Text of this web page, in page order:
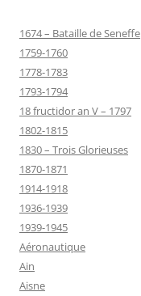
1674 – Bataille de Seneffe
1759-1760
1778-1783
1793-1794
18 fructidor an V – 1797
1802-1815
1830 – Trois Glorieuses
1870-1871
1914-1918
1936-1939
1939-1945
Aéronautique
Ain
Aisne